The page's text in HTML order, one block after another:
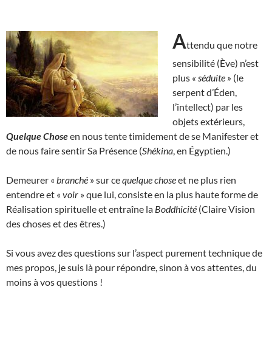
Attendu que notre
sensibilité (Ève) n’est
plus « séduite » (le
serpent d’Éden,
l’intellect) par les
objets extérieurs,
Quelque Choseen nous tente timidement de se Manifester et
de nous faire sentir Sa Présence (Shékina , en Égyptien.)
Demeurer « branché » sur cequelque choseet ne plus rien
entendre et « voir » que lui, consiste en la plus haute forme de
Réalisation spirituelle et entraîne la Boddhicité (Claire Vision
des choses et des êtres.)
Si vous avez des questions sur l’aspect purement technique de
mes propos, je suis là pour répondre, sinon à vos attentes, du
moins à vos questions !